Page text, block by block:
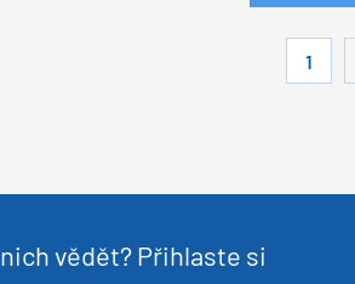
1
vědět? Přihlaste si